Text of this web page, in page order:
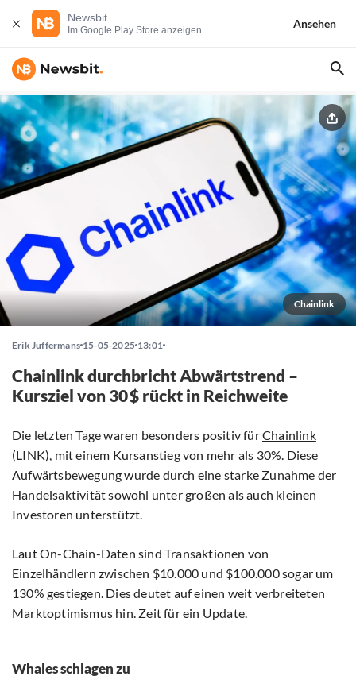
Newsbit
Im Google Play Store anzeigen
Ansehen
Chainlink
Erik Juffermans 15-05-2025 13:01
Chainlink durchbricht Abwärtstrend –
Kursziel von 30 $ rückt in Reichweite
Die letzten Tage waren besonders positiv fürChainlink
(LINK), mit einem Kursanstieg von mehr als 30%. Diese
Aufwärtsbewegung wurde durch eine starke Zunahme der
Handelsaktivität sowohl unter großen als auch kleinen
Investoren unterstützt.
Laut On-Chain-Daten sind Transaktionen von
Einzelhändlern zwischen $10.000 und $100.000 sogar um
130% gestiegen. Dies deutet auf einen weit verbreiteten
Marktoptimismus hin. Zeit für ein Update.
Whales schlagen zu